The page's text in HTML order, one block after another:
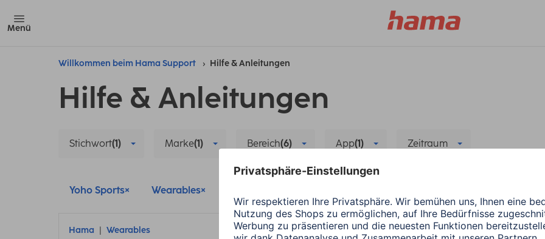
Menü
Willkommen beim Hama Support Hilfe & Anleitungen
Hilfe & Anleitungen
Stichwort(1) Marke(1) Bereich(6) App(1) Zeitraum
Yoho Sports Wearables
Hama Wearables